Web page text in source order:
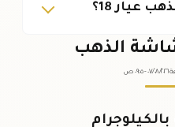
عيار 18؟
الذهب
٠٧ /٠٨/٢٠٢٦ - ٠٩:٠٥ ص